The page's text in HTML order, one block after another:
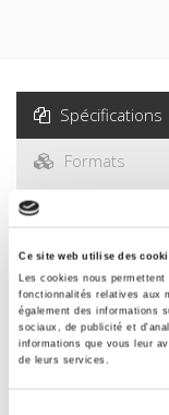
Ce site web utilise des
Les cookies nous
fonctionnalités relatives aux
également des informations
sociaux, de publicité et
informations que vous leur
de leurs services.
Spécifications
Formats
Spécifications
Éditeur
Presses de Sciences